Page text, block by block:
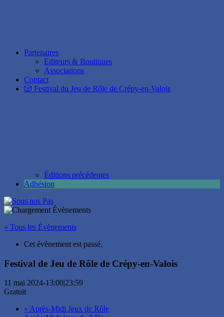
Partenaires
Editeurs & Boutiques
Associations
Contact
🎲 Festival du Jeu de Rôle de Crépy-en-Valois
Éditions précédentes
Adhésion
« Tous les Évènements
Cet évènement est passé.
Festival de Jeu de Rôle de Crépy-en-Valois
11 mai 2024-13:00|23:59
Gratuit
« Après-Midi Jeux de Rôle